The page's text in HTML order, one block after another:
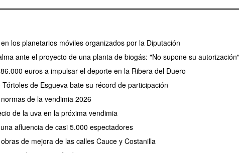
los planetarios móviles organizados por la Diputación
ante el proyecto de una planta de biogás: "No supone su autorización"
euros a impulsar el deporte en la Ribera del Duero
de Esgueva bate su récord de participación
de la vendimia 2026
de la uva en la próxima vendimia
afluencia de casi 5.000 espectadores
de mejora de las calles Cauce y Costanilla